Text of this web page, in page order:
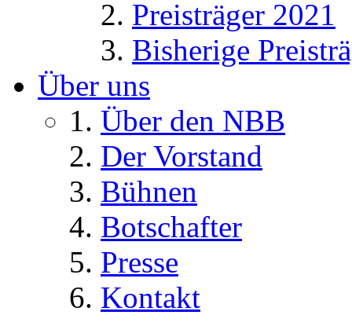
Preisträger 2021
Bisherige
Über uns
Über den NBB
Der Vorstand
Bühnen
Botschafter
Presse
Kontakt